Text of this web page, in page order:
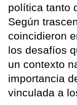
política tanto
Según
coincidieron
los desafíos
un contexto
importancia
vinculada a